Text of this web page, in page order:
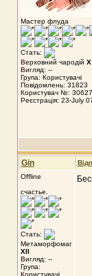
Мастер флуда
Стать:
Верховний чародій X
Вигляд: --
Група: Користувачі
Повідомлень: 31823
Користувач №: 30627
Реєстрація: 23-July
Gin
Offline
счастье.
Стать:
Метаморфомаг
XII
Вигляд: --
Група:
Користувачі